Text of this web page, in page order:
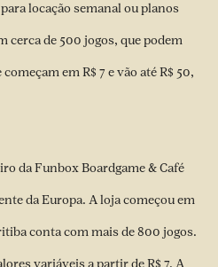
locação semanal ou planos
cerca de 500 jogos, que podem
em R$ 7 e vão até R$ 50,
da Funbox Boardgame & Café
da Europa. A loja começou em
conta com mais de 800 jogos.
variáveis a partir de R$ 7. A